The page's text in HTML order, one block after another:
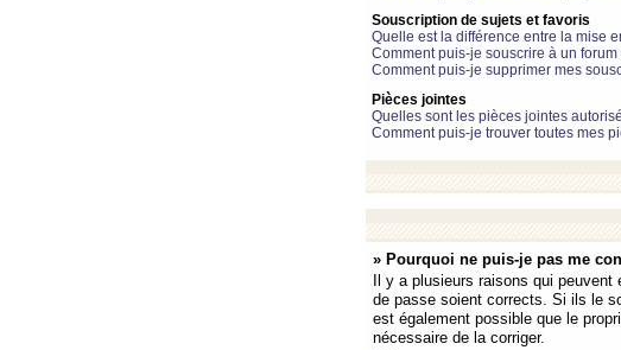
Souscription de sujets et favoris
Quelle est la différence entre la mise
Comment puis-je souscrire à un
Comment puis-je supprimer mes
Pièces jointes
Quelles sont les pièces jointes
Comment puis-je trouver toutes mes
» Pourquoi ne puis-je pas me
Il y a plusieurs raisons qui
de passe soient corrects. Si ils le
est également possible que le
nécessaire de la corriger.